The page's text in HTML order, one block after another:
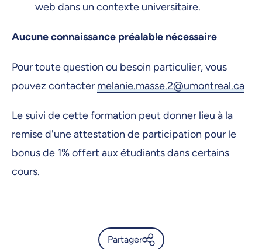
web dans un contexte universitaire.
Aucune connaissance préalable nécessaire
Pour toute question ou besoin particulier, vous
pouvez contacter melanie.masse.2@umontreal.ca
Le suivi de cette formation peut donner lieu à la
remise d'une attestation de participation pour le
bonus de 1% offert aux étudiants dans certains
cours.
Partager